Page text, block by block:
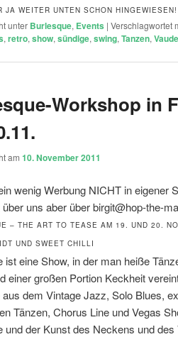
JA WEITER UNTEN SCHON HINGEWIESEN!
unter Burlesque, Events | Verschlagwortet
, retro, show, sündige, swing, Tanzen,
Workshop in
am 10. November 2011
wenig Werbung NICHT in eigener
uns aber über birgit@hop-the-
– THE ART TO TEASE AM 19. UND 20.
UND SWEET CHILLI
ist eine Show, in der man heiße
einer großen Portion Keckheit
aus dem Vintage Jazz, Solo Blues,
Tänzen, Chorus Line und Vegas
und der Kunst des Neckens und des